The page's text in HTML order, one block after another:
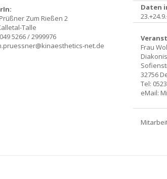
Zum Rießen 2
Talle
5266 / 2999976
net.de
Daten
Frau
32756
Tel:
eMail: